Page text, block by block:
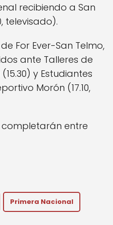
recibiendo a San
televisado).
For Ever-San Telmo,
ante Talleres de
y Estudiantes
Morón (17.10,
entre
Primera Nacional